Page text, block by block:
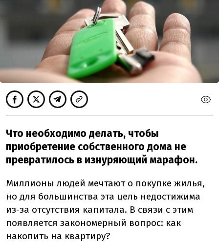
Что необходимо делать, чтобы
приобретение собственного дома не
превратилось в изнуряющий марафон.
Миллионы людей мечтают о покупке жилья,
но для большинства эта цель недостижима
из-за отсутствия капитала. В связи с этим
появляется закономерный вопрос: как
накопить на квартиру?